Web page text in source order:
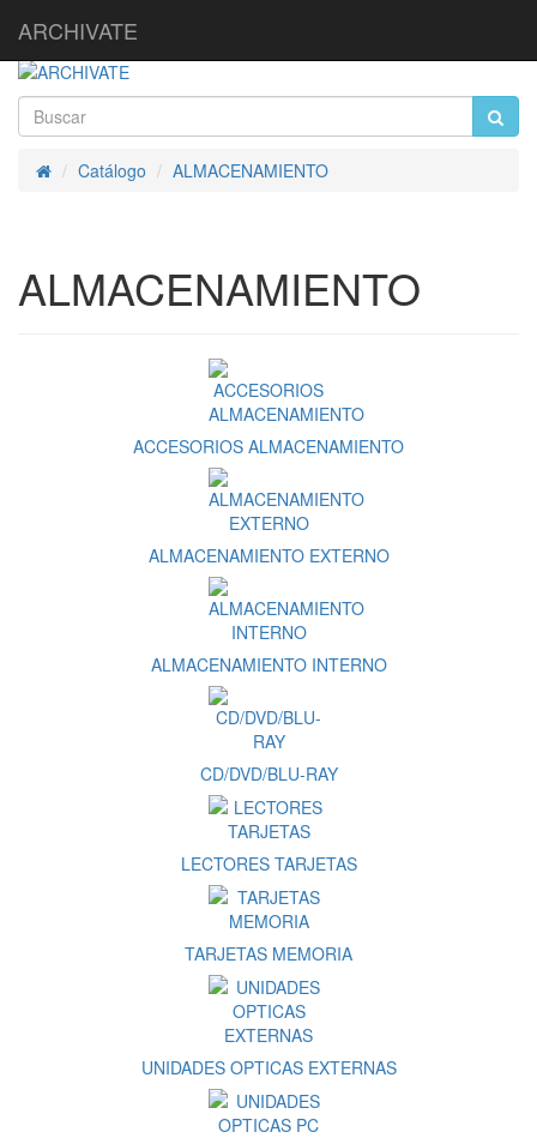
ARCHIVATE
InicioCatálogo ALMACENAMIENTO
ALMACENAMIENTO
ACCESORIOS ALMACENAMIENTO
ALMACENAMIENTO EXTERNO
ALMACENAMIENTO INTERNO
CD/DVD/BLU-RAY
LECTORES TARJETAS
TARJETAS MEMORIA
UNIDADES OPTICAS EXTERNAS